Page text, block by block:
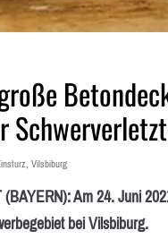
, Vilsbiburg
Am 24. Juni
bei Vilsbiburg.